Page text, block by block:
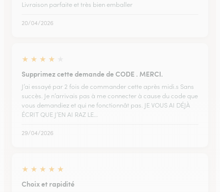
Livraison parfaite et très bien emballer
20/04/2026
★ ★ ★ ★
Supprimez cette demande de CODE . MERCI.
J’ai essayé par 2 fois de commander cette après midi.s Sans
succès. Je n’arrivais pas à me connecter à cause du code que
vous demandiez et qui ne fonctionnât pas. JE VOUS AI DÉJÀ
ÉCRIT QUE J’EN AI RAZ LE…
29/04/2026
★ ★ ★ ★ ★
Choix et rapidité